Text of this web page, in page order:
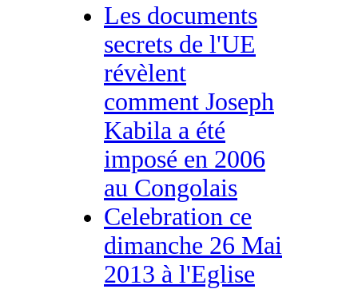
Les documents
secrets de l'UE
révèlent
comment Joseph
Kabila a été
imposé en 2006
au Congolais
Celebration ce
dimanche 26 Mai
2013 à l'Eglise